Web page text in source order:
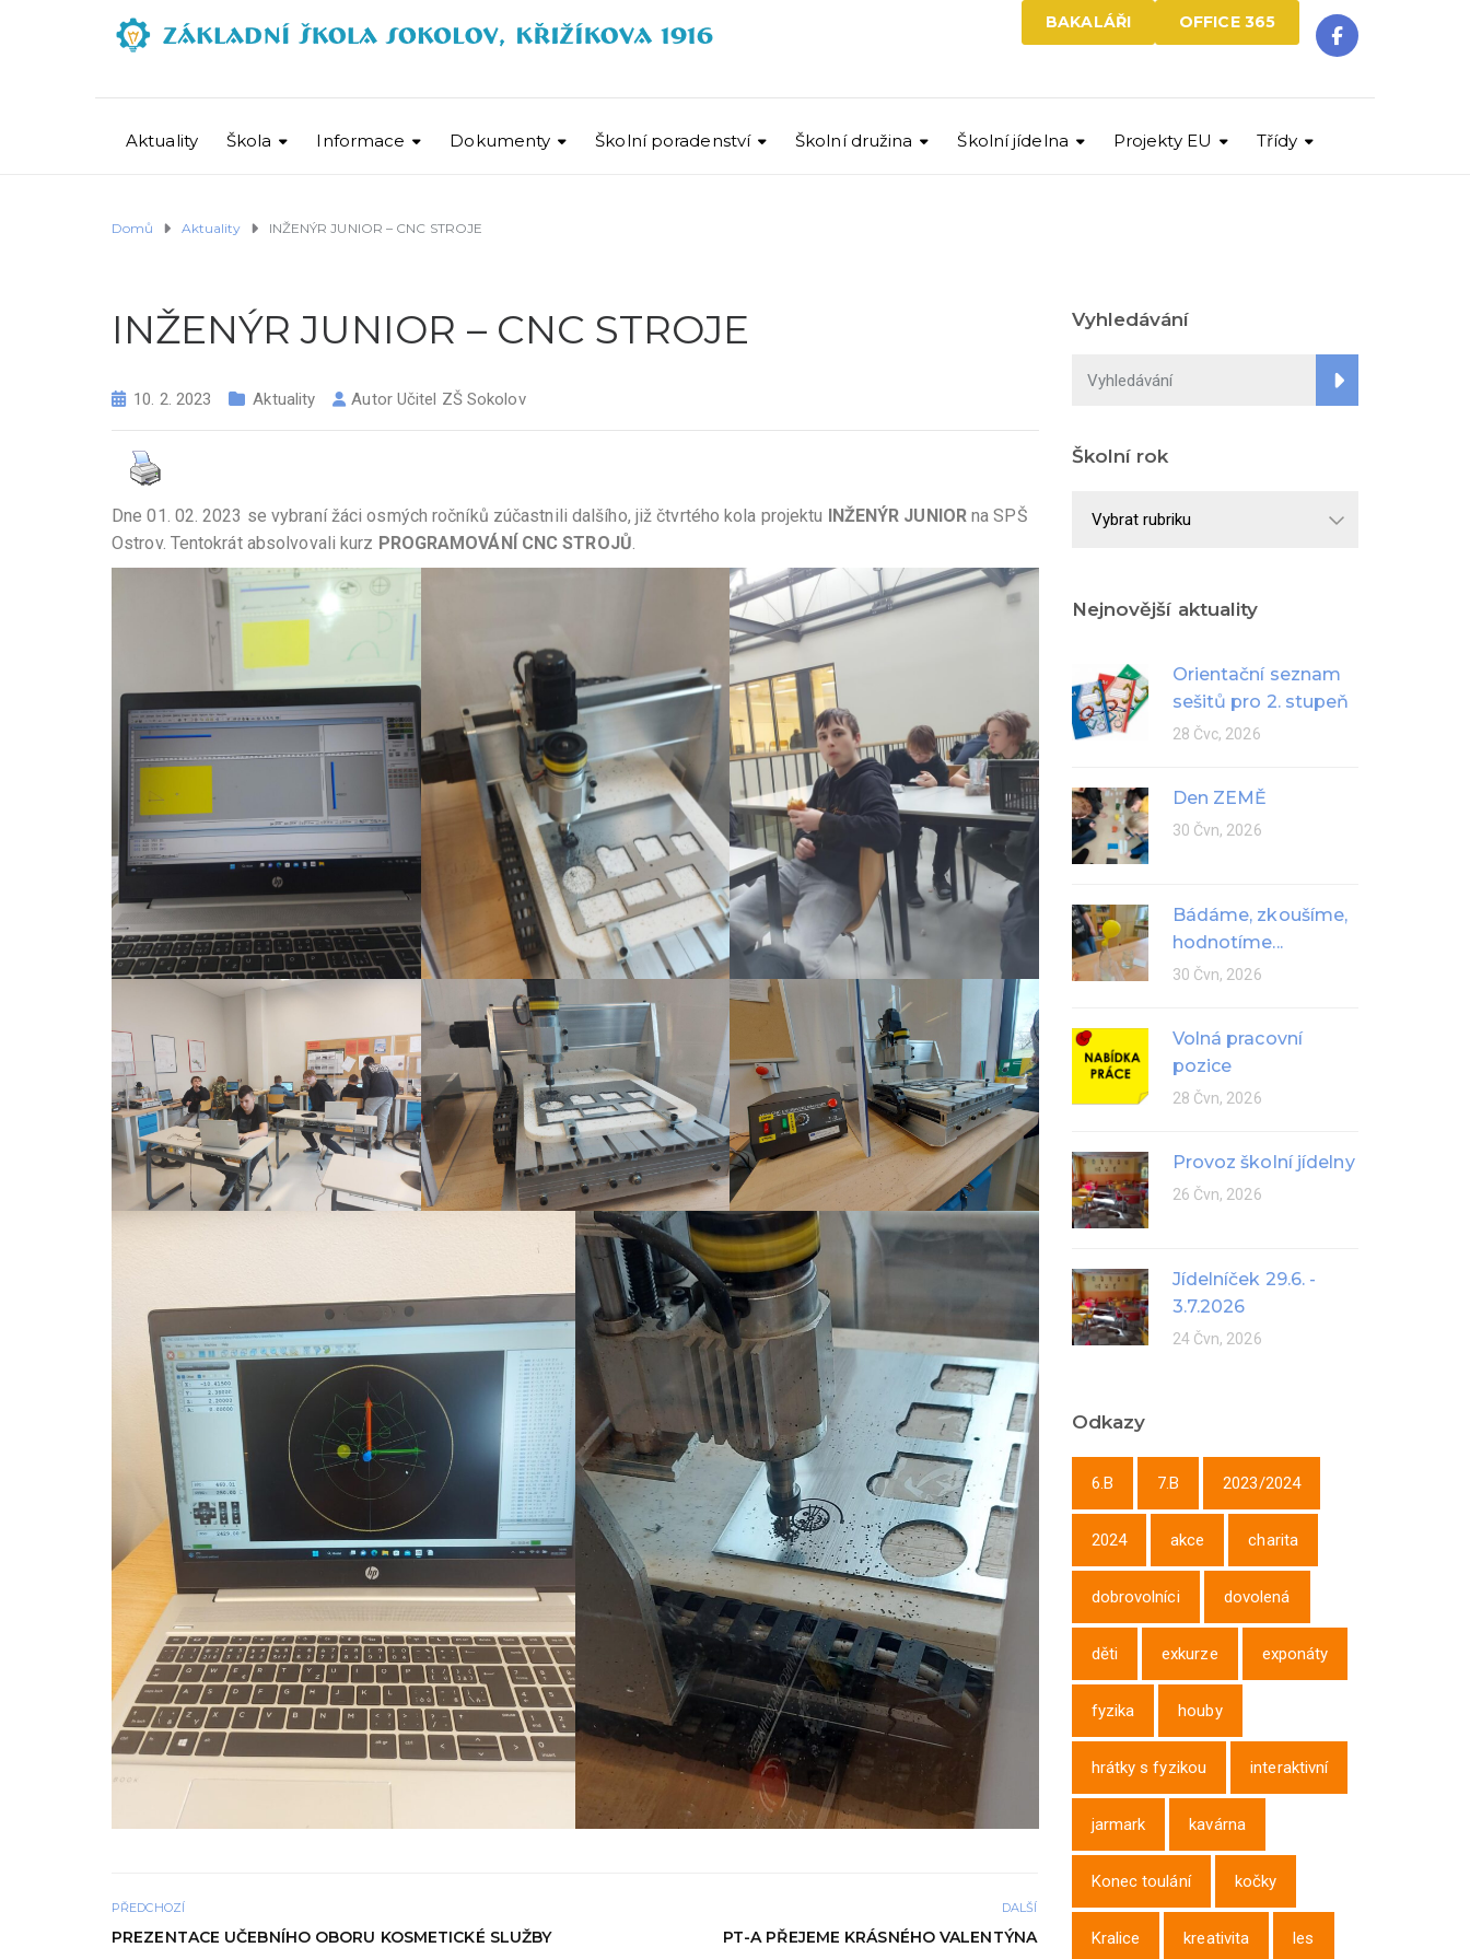
OFFICE 365
BAKALÁŘI
Aktuality Škola Informace Dokumenty Školní poradenství Školní družina Školní jídelna Projekty EU Třídy
Domů Aktuality INŽENÝR JUNIOR – CNC STROJE
INŽENÝR JUNIOR – CNC STROJE
10. 2. 2023 Aktuality Autor Učitel ZŠ Sokolov
Dne 01. 02. 2023 se vybraní žáci osmých ročníků zúčastnili dalšího, již čtvrtého kola projektu INŽENÝR JUNIORna SPŠ
Ostrov. Tentokrát absolvovali kurz PROGRAMOVÁNÍ CNC STROJŮ.
PŘEDCHOZÍ
PREZENTACE UČEBNÍHO OBORU KOSMETICKÉ SLUŽBY
DALŠÍ
PT-A PŘEJEME KRÁSNÉHO VALENTÝNA
Vyhledávání
Školní rok
Nejnovější aktuality
Orientační seznam
sešitů pro 2. stupeň
28 Čvc, 2026
Den ZEMĚ
30 Čvn, 2026
Bádáme, zkoušíme,
hodnotíme...
30 Čvn, 2026
Volná pracovní
pozice
28 Čvn, 2026
Provoz školní jídelny
26 Čvn, 2026
Jídelníček 29.6. -
3.7.2026
24 Čvn, 2026
Odkazy
6.B 7.B 2023/2024
2024 akce charita
dobrovolníci dovolená
děti exkurze exponáty
fyzika houby
hrátky s fyzikou interaktivní
jarmark kavárna
Konec toulání kočky
Kralice kreativita les